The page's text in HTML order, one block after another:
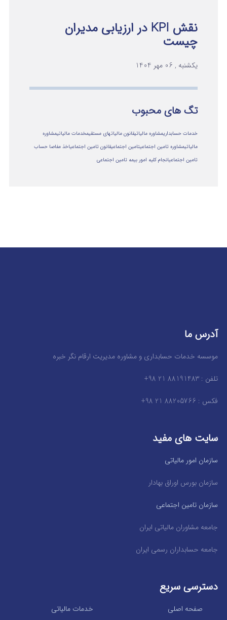
نقش KPI در ارزیابی مدیران
چیست
یکشنبه , 06 مهر 1404
تگ های محبوب
خدمات حسابداریمشاوره مالیاتیقانون مالیاتهای مستقیمخدمات مالیاتیمشاوره
مالياتيمشاوره تامین اجتماعیتامین اجتماعیقانون تامین اجتماعیاخذ مفاصا حساب
تامین اجتماعیانجام کلیه امور بیمه تامین اجتماعی
آدرس ما
موسسه خدمات حسابداری و مشاوره مدیریت ارقام نگر خبره
تلفن : 88191483 21 98+
فکس : 88205766 21 98+
سایت های مفید
سازمان امور مالیاتی
سازمان بورس اوراق بهادار
سازمان تامین اجتماعی
جامعه مشاوران مالیاتی ایران
جامعه حسابداران رسمی ایران
دسترسی سریع
خدمات مالیاتی صفحه اصلی